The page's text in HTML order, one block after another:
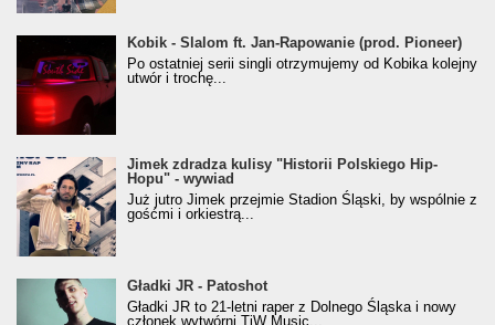
Kobik - Slalom ft. Jan-Rapowanie (prod. Pioneer)
[Official Music Visualiser]
Kobik - Slalom ft. Jan-Rapowanie (prod. Pioneer)
Po ostatniej serii singli otrzymujemy od Kobika kolejny
utwór i trochę...
Jimek zdradza kulisy "Historii Polskiego Hip-
Hopu" - wywiad
Jimek zdradza kulisy "Historii Polskiego Hip-
Hopu" - wywiad
Już jutro Jimek przejmie Stadion Śląski, by wspólnie z
gośćmi i orkiestrą...
Gładki JR - Patoshot
Gładki JR - Patoshot
Gładki JR to 21-letni raper z Dolnego Śląska i nowy
członek wytwórni TiW Music...